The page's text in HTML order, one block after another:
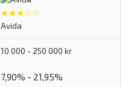
★★★☆☆
Avida
10 000 - 250 000 kr
7,90% - 21,95%